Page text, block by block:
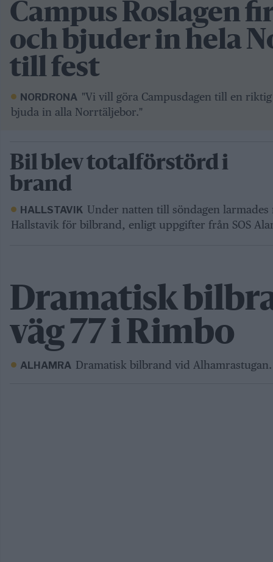
Campus Roslagen
och bjuder in hela
till fest
NORDRONA "Vi vill göra Campusdagen till en
bjuda in alla Norrtäljebor."
Bil blev totalförstörd i
brand
HALLSTAVIK Under natten till söndagen
Hallstavik för bilbrand, enligt uppgifter från SOS
Dramatisk
väg 77 i Rimbo
ALHAMRA Dramatisk bilbrand vid Alhamrastugan.